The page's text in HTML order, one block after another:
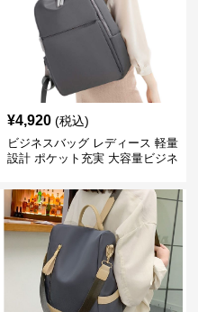
¥4,920 (税込)
ビジネスバッグ レディース 軽量
設計 ポケット充実 大容量ビジネ